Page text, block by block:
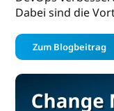
Dabei sind die
Zum Blogbeitrag